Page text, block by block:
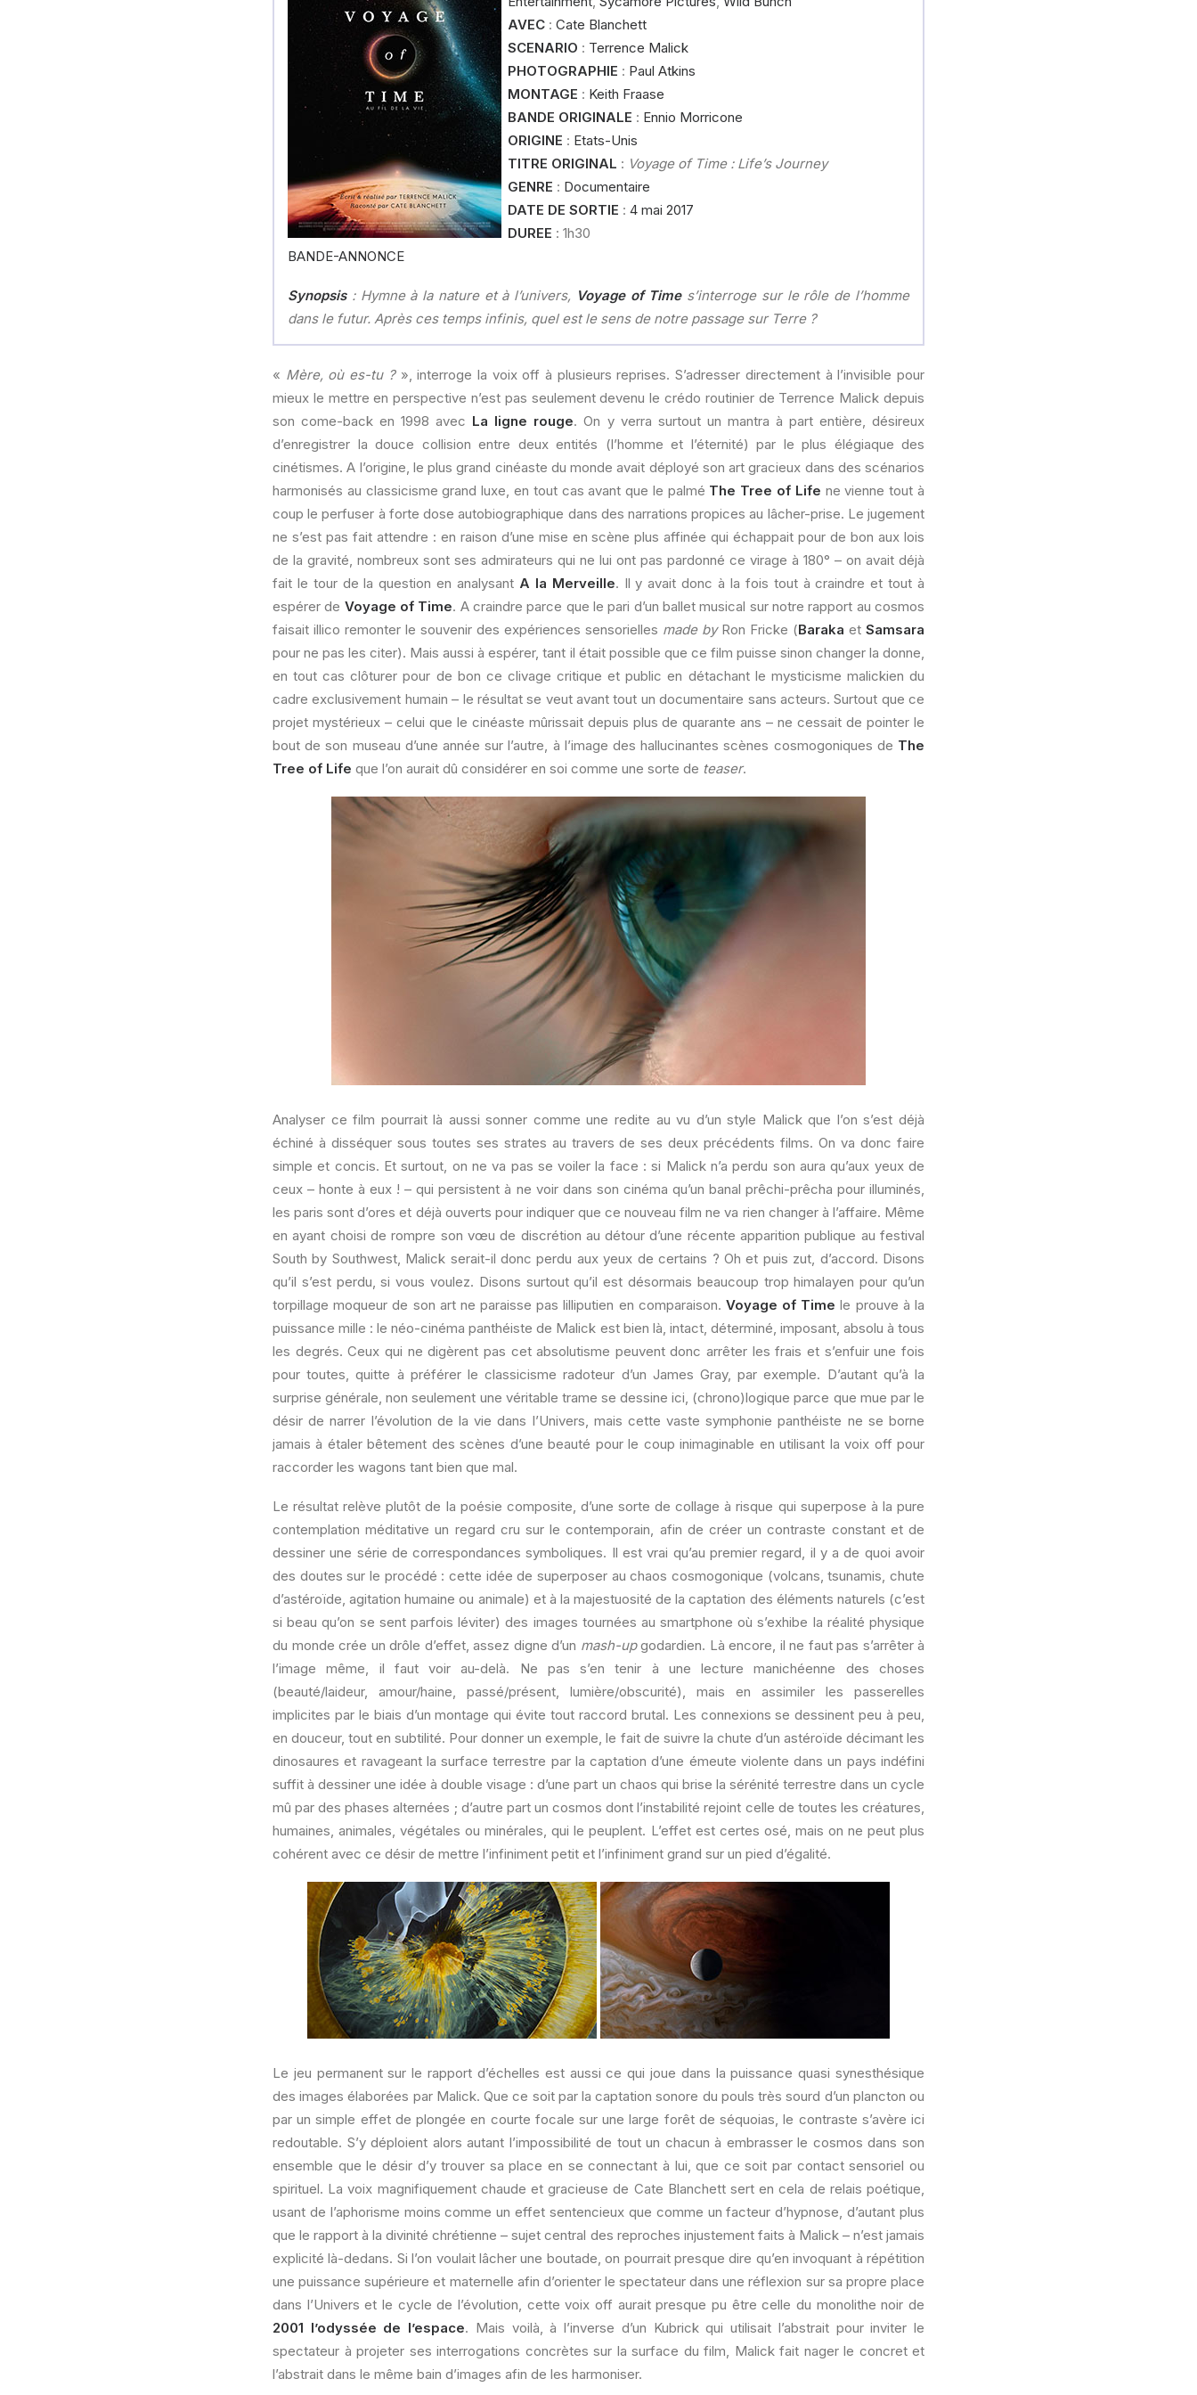
AVEC : Cate Blanchett
SCENARIO : Terrence Malick
PHOTOGRAPHIE : Paul Atkins
MONTAGE : Keith Fraase
BANDE ORIGINALE : Ennio Morricone
ORIGINE : Etats-Unis
TITRE ORIGINAL : Voyage of Time : Life’s Journey
GENRE : Documentaire
DATE DE SORTIE : 4 mai 2017
DUREE : 1h30
BANDE-ANNONCE
Synopsis: Hymne à la nature et à l’univers, Voyage of Times’interroge sur le rôle de l’homme
dans le futur. Après ces temps infinis, quel est le sens de notre passage sur Terre ?
« Mère, où es-tu ?», interroge la voix off à plusieurs reprises. S’adresser directement à l’invisible pour
mieux le mettre en perspective n’est pas seulement devenu le crédo routinier de Terrence Malick depuis
son come-back en 1998 avec La ligne rouge. On y verra surtout un mantra à part entière, désireux
d’enregistrer la douce collision entre deux entités (l’homme et l’éternité) par le plus élégiaque des
cinétismes. A l’origine, le plus grand cinéaste du monde avait déployé son art gracieux dans des scénarios
harmonisés au classicisme grand luxe, en tout cas avant que le palmé The Tree of Life ne vienne tout à
coup le perfuser à forte dose autobiographique dans des narrations propices au lâcher-prise. Le jugement
ne s’est pas fait attendre : en raison d’une mise en scène plus affinée qui échappait pour de bon aux lois
de la gravité, nombreux sont ses admirateurs qui ne lui ont pas pardonné ce virage à 180° – on avait déjà
fait le tour de la question en analysant A la Merveille. Il y avait donc à la fois tout à craindre et tout à
espérer de Voyage of Time. A craindre parce que le pari d’un ballet musical sur notre rapport au cosmos
faisait illico remonter le souvenir des expériences sensorielles made byRon Fricke (Baraka et Samsara
pour ne pas les citer). Mais aussi à espérer, tant il était possible que ce film puisse sinon changer la donne,
en tout cas clôturer pour de bon ce clivage critique et public en détachant le mysticisme malickien du
cadre exclusivement humain – le résultat se veut avant tout un documentaire sans acteurs. Surtout que ce
projet mystérieux – celui que le cinéaste mûrissait depuis plus de quarante ans – ne cessait de pointer le
bout de son museau d’une année sur l’autre, à l’image des hallucinantes scènes cosmogoniques de The
Tree of Life que l’on aurait dû considérer en soi comme une sorte de teaser.
Analyser ce film pourrait là aussi sonner comme une redite au vu d’un style Malick que l’on s’est déjà
échiné à disséquer sous toutes ses strates au travers de ses deux précédents films. On va donc faire
simple et concis. Et surtout, on ne va pas se voiler la face : si Malick n’a perdu son aura qu’aux yeux de
ceux – honte à eux ! – qui persistent à ne voir dans son cinéma qu’un banal prêchi-prêcha pour illuminés,
les paris sont d’ores et déjà ouverts pour indiquer que ce nouveau film ne va rien changer à l’affaire. Même
en ayant choisi de rompre son vœu de discrétion au détour d’une récente apparition publique au festival
South by Southwest, Malick serait-il donc perdu aux yeux de certains ? Oh et puis zut, d’accord. Disons
qu’il s’est perdu, si vous voulez. Disons surtout qu’il est désormais beaucoup trop himalayen pour qu’un
torpillage moqueur de son art ne paraisse pas lilliputien en comparaison. Voyage of Time le prouve à la
puissance mille : le néo-cinéma panthéiste de Malick est bien là, intact, déterminé, imposant, absolu à tous
les degrés. Ceux qui ne digèrent pas cet absolutisme peuvent donc arrêter les frais et s’enfuir une fois
pour toutes, quitte à préférer le classicisme radoteur d’un James Gray, par exemple. D’autant qu’à la
surprise générale, non seulement une véritable trame se dessine ici, (chrono)logique parce que mue par le
désir de narrer l’évolution de la vie dans l’Univers, mais cette vaste symphonie panthéiste ne se borne
jamais à étaler bêtement des scènes d’une beauté pour le coup inimaginable en utilisant la voix off pour
raccorder les wagons tant bien que mal.
Le résultat relève plutôt de la poésie composite, d’une sorte de collage à risque qui superpose à la pure
contemplation méditative un regard cru sur le contemporain, afin de créer un contraste constant et de
dessiner une série de correspondances symboliques. Il est vrai qu’au premier regard, il y a de quoi avoir
des doutes sur le procédé : cette idée de superposer au chaos cosmogonique (volcans, tsunamis, chute
d’astéroïde, agitation humaine ou animale) et à la majestuosité de la captation des éléments naturels (c’est
si beau qu’on se sent parfois léviter) des images tournées au smartphone où s’exhibe la réalité physique
du monde crée un drôle d’effet, assez digne d’un mash-upgodardien. Là encore, il ne faut pas s’arrêter à
l’image même, il faut voir au-delà. Ne pas s’en tenir à une lecture manichéenne des choses
(beauté/laideur, amour/haine, passé/présent, lumière/obscurité), mais en assimiler les passerelles
implicites par le biais d’un montage qui évite tout raccord brutal. Les connexions se dessinent peu à peu,
en douceur, tout en subtilité. Pour donner un exemple, le fait de suivre la chute d’un astéroïde décimant les
dinosaures et ravageant la surface terrestre par la captation d’une émeute violente dans un pays indéfini
suffit à dessiner une idée à double visage : d’une part un chaos qui brise la sérénité terrestre dans un cycle
mû par des phases alternées ; d’autre part un cosmos dont l’instabilité rejoint celle de toutes les créatures,
humaines, animales, végétales ou minérales, qui le peuplent. L’effet est certes osé, mais on ne peut plus
cohérent avec ce désir de mettre l’infiniment petit et l’infiniment grand sur un pied d’égalité.
Le jeu permanent sur le rapport d’échelles est aussi ce qui joue dans la puissance quasi synesthésique
des images élaborées par Malick. Que ce soit par la captation sonore du pouls très sourd d’un plancton ou
par un simple effet de plongée en courte focale sur une large forêt de séquoias, le contraste s’avère ici
redoutable. S’y déploient alors autant l’impossibilité de tout un chacun à embrasser le cosmos dans son
ensemble que le désir d’y trouver sa place en se connectant à lui, que ce soit par contact sensoriel ou
spirituel. La voix magnifiquement chaude et gracieuse de Cate Blanchett sert en cela de relais poétique,
usant de l’aphorisme moins comme un effet sentencieux que comme un facteur d’hypnose, d’autant plus
que le rapport à la divinité chrétienne – sujet central des reproches injustement faits à Malick – n’est jamais
explicité là-dedans. Si l’on voulait lâcher une boutade, on pourrait presque dire qu’en invoquant à répétition
une puissance supérieure et maternelle afin d’orienter le spectateur dans une réflexion sur sa propre place
dans l’Univers et le cycle de l’évolution, cette voix off aurait presque pu être celle du monolithe noir de
2001 l’odyssée de l’espace. Mais voilà, à l’inverse d’un Kubrick qui utilisait l’abstrait pour inviter le
spectateur à projeter ses interrogations concrètes sur la surface du film, Malick fait nager le concret et
l’abstrait dans le même bain d’images afin de les harmoniser.